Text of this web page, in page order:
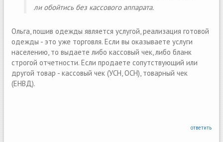
ли обойтись без кассового аппарата.
Ольга, пошив одежды является услугой, реализация готовой
одежды - это уже торговля. Если вы оказываете услуги
населению, то выдаете либо кассовый чек, либо бланк
строгой отчетности. Если продаете сопутствующий или
другой товар - кассовый чек (УСН, ОСН), товарный чек
(ЕНВД).
ответить